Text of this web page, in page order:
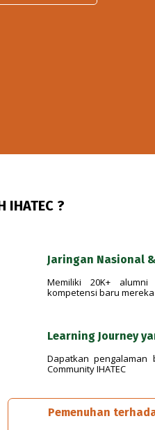
IHATEC ?
Jaringan Nasional
Memiliki 20K+
kompetensi baru
Learning Journey
Dapatkan
Community IHATEC
Pemenuhan